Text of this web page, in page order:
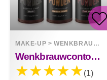
MAKE-UP >WENKBRAUWEN
Wenkbrauwcontourvullende Haarlijnpoederstick
(1)